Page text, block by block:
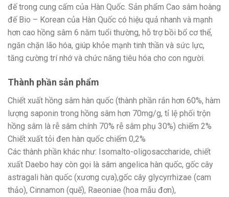
đế trong cung cấm của Hàn Quốc. Sản phẩm Cao sâm hoàng
đế Bio – Korean của Hàn Quốc có hiệu quả nhanh và mạnh
hơn cao hồng sâm 6 năm tuổi thường, hỗ trợ bồi bổ cơ thể,
ngăn chặn lão hóa, giúp khỏe mạnh tinh thần và sức lực,
tăng cường trí nhớ và chức năng tiêu hóa cho con người.
Thành phần sản phẩm
Chiết xuất hồng sâm hàn quốc (thành phần rắn hơn 60%, hàm
lượng saponin trong hồng sâm hơn 70mg/g, tỉ lệ phối trộn
hồng sâm là rễ sâm chính 70% rễ sâm phụ 30%) chiếm 2%
Chiết xuất tỏi đen hàn quốc chiếm 0,2%
Các thành phần khác như: Isomalto-oligosaccharide, chiết
xuất Daebo hay còn gọi là sâm angelica hàn quốc, gốc cây
astragali hàn quốc (xương cựa),gốc cây glycyrrhizae (cam
thảo), Cinnamon (quế), Raeoniae (hoa mẫu đơn),